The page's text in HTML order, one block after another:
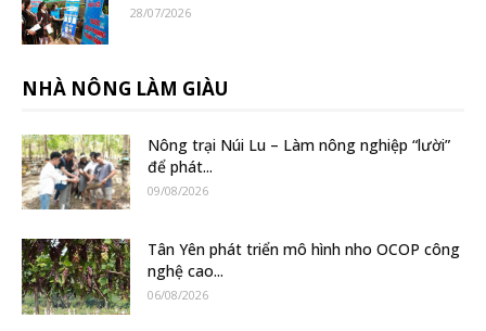
28/07/2026
NHÀ NÔNG LÀM GIÀU
Nông trại Núi Lu – Làm nông nghiệp “lười”
để phát...
09/08/2026
Tân Yên phát triển mô hình nho OCOP công
nghệ cao...
06/08/2026